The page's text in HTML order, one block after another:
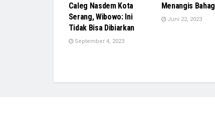
Caleg Nasdem Kota
Serang, Wibowo: Ini
Tidak Bisa Dibiarkan
September 4, 2023
Menangis
Juni 22, 2023